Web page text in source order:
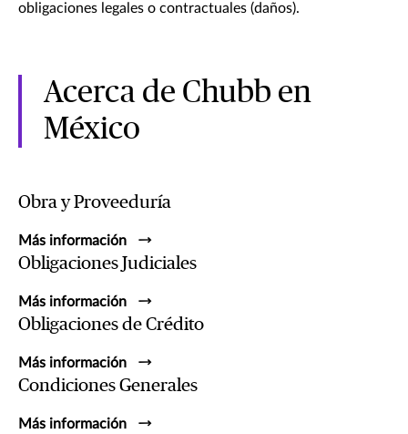
obligaciones legales o contractuales (daños).
Acerca de Chubb en
México
Obra y Proveeduría
Más información
Obligaciones Judiciales
Más información
Obligaciones de Crédito
Más información
Condiciones Generales
Más información